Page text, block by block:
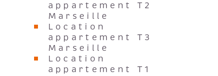
Marseille
Location
appartement T3
Marseille
Location
appartement T1
Marseille 6